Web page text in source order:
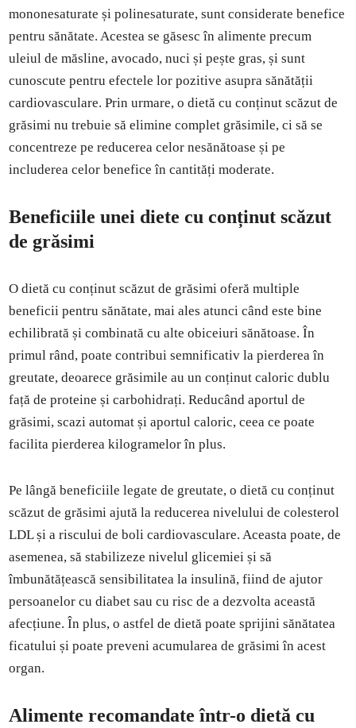
mononesaturate și polinesaturate, sunt considerate benefice
pentru sănătate. Acestea se găsesc în alimente precum
uleiul de măsline, avocado, nuci și pește gras, și sunt
cunoscute pentru efectele lor pozitive asupra sănătății
cardiovasculare. Prin urmare, o dietă cu conținut scăzut de
grăsimi nu trebuie să elimine complet grăsimile, ci să se
concentreze pe reducerea celor nesănătoase și pe
includerea celor benefice în cantități moderate.
Beneficiile unei diete cu conținut scăzut
de grăsimi
O dietă cu conținut scăzut de grăsimi oferă multiple
beneficii pentru sănătate, mai ales atunci când este bine
echilibrată și combinată cu alte obiceiuri sănătoase. În
primul rând, poate contribui semnificativ la pierderea în
greutate, deoarece grăsimile au un conținut caloric dublu
față de proteine și carbohidrați. Reducând aportul de
grăsimi, scazi automat și aportul caloric, ceea ce poate
facilita pierderea kilogramelor în plus.
Pe lângă beneficiile legate de greutate, o dietă cu conținut
scăzut de grăsimi ajută la reducerea nivelului de colesterol
LDL și a riscului de boli cardiovasculare. Aceasta poate, de
asemenea, să stabilizeze nivelul glicemiei și să
îmbunătățească sensibilitatea la insulină, fiind de ajutor
persoanelor cu diabet sau cu risc de a dezvolta această
afecțiune. În plus, o astfel de dietă poate sprijini sănătatea
ficatului și poate preveni acumularea de grăsimi în acest
organ.
Alimente recomandate într-o dietă cu